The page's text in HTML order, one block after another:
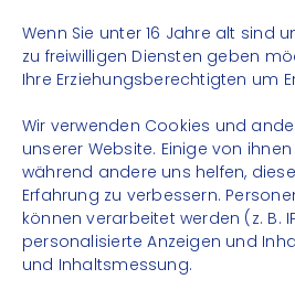
Wenn Sie unter 16 Jahre alt sind
zu freiwilligen Diensten geben
Ihre Erziehungsberechtigten um
Wir verwenden Cookies und
unserer Website. Einige von
während andere uns helfen,
Erfahrung zu verbessern.
können verarbeitet werden (z. B.
personalisierte Anzeigen und
und Inhaltsmessung.
Kontakt
Instagram
Facebook